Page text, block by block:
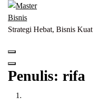
Lewati
konten
Strategi Hebat, Bisnis Kuat
Penulis: rifa